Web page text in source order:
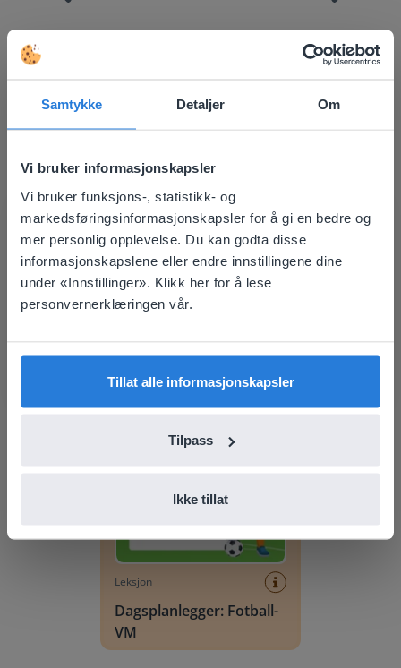
Samtykke Detaljer Om
Vi bruker informasjonskapsler
Vi bruker funksjons-, statistikk- og
markedsføringsinformasjonskapsler for å gi en bedre og
mer personlig opplevelse. Du kan godta disse
informasjonskapslene eller endre innstillingene dine
under «Innstillinger». Klikk her for å lese
personvernerklæringen vår.
Tillat alle informasjonskapsler
Tilpass
Ikke tillat
Oppdag mer!
Leksjon
Dagsplanlegger: Sommer
Dagsplanlegger: Fotball-VM
Leksjon
Dagsplanlegger: Fotball-
VM
This website doesn't match
your location
Based on your location, we think you might
prefer to visit our English website. There you'll
English
Norsk